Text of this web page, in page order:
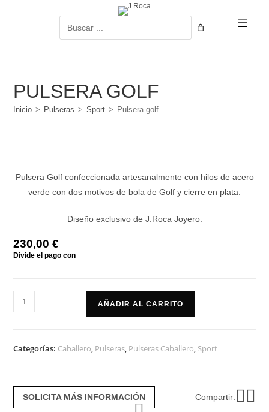
PULSERA GOLF
Inicio > Pulseras > Sport > Pulsera golf
Pulsera Golf confeccionada artesanalmente con hilos de acero
verde con dos motivos de bola de Golf y cierre en plata.
Diseño exclusivo de J.Roca Joyero.
230,00€
Pulsera
golf
AÑADIR AL CARRITO
Categorías: Caballero, Pulseras, Pulseras Caballero, Sport
SOLICITA MÁS INFORMACIÓN Compartir: